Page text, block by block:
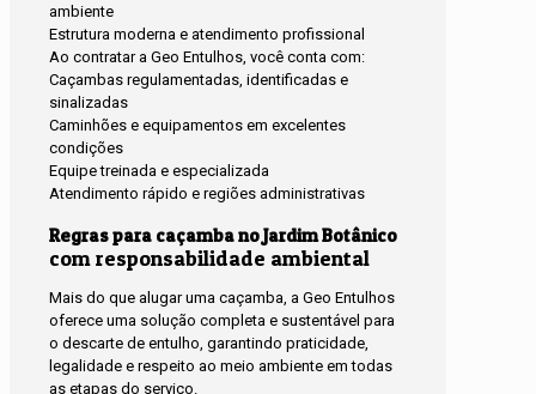
ambiente
Estrutura moderna e atendimento profissional
Ao contratar a Geo Entulhos, você conta com:
Caçambas regulamentadas, identificadas e
sinalizadas
Caminhões e equipamentos em excelentes
condições
Equipe treinada e especializada
Atendimento rápido e regiões administrativas
Regras para caçamba no Jardim Botânico
com responsabilidade ambiental
Mais do que alugar uma caçamba, a Geo Entulhos
oferece uma solução completa e sustentável para
o descarte de entulho, garantindo praticidade,
legalidade e respeito ao meio ambiente em todas
as etapas do serviço.